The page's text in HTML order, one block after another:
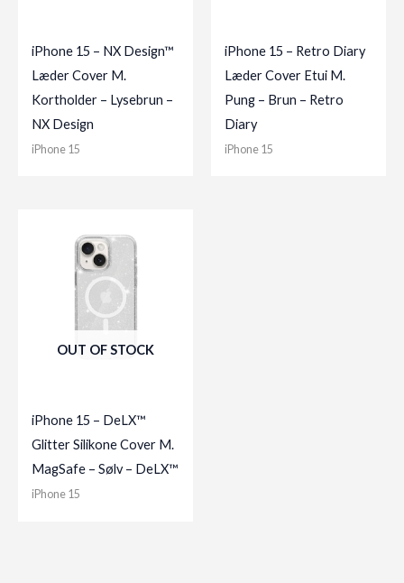
iPhone 15 – NX Design™
Læder Cover M.
Kortholder – Lysebrun –
NX Design
iPhone 15
iPhone 15 – Retro Diary
Læder Cover Etui M.
Pung – Brun – Retro
Diary
iPhone 15
OUT OF STOCK
iPhone 15 – DeLX™
Glitter Silikone Cover M.
MagSafe – Sølv – DeLX™
iPhone 15